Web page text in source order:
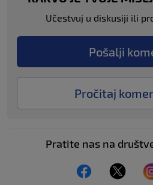
Učestvuj u diskusiji ili
Pošalji
Pročitaj
Pratite nas na